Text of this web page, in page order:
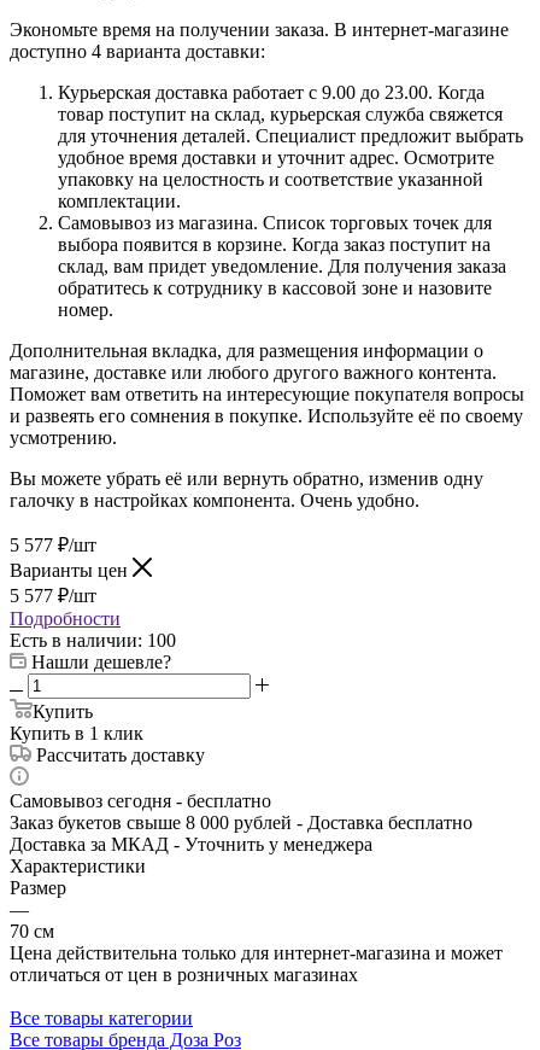
Экономьте время на получении заказа. В интернет-магазине
доступно 4 варианта доставки:
Курьерская доставка работает с 9.00 до 23.00. Когда
товар поступит на склад, курьерская служба свяжется
для уточнения деталей. Специалист предложит выбрать
удобное время доставки и уточнит адрес. Осмотрите
упаковку на целостность и соответствие указанной
комплектации.
Самовывоз из магазина. Список торговых точек для
выбора появится в корзине. Когда заказ поступит на
склад, вам придет уведомление. Для получения заказа
обратитесь к сотруднику в кассовой зоне и назовите
номер.
Дополнительная вкладка, для размещения информации о
магазине, доставке или любого другого важного контента.
Поможет вам ответить на интересующие покупателя вопросы
и развеять его сомнения в покупке. Используйте её по своему
усмотрению.
Вы можете убрать её или вернуть обратно, изменив одну
галочку в настройках компонента. Очень удобно.
5 577 ₽/шт
Варианты цен
5 577 ₽/шт
Подробности
Есть в наличии: 100
Нашли дешевле?
Купить
Купить в 1 клик
Рассчитать доставку
Самовывоз сегодня - бесплатно
Заказ букетов свыше 8 000 рублей - Доставка бесплатно
Доставка за МКАД - Уточнить у менеджера
Характеристики
Размер
—
70 см
Цена действительна только для интернет-магазина и может
отличаться от цен в розничных магазинах
Все товары категории
Все товары бренда Доза Роз